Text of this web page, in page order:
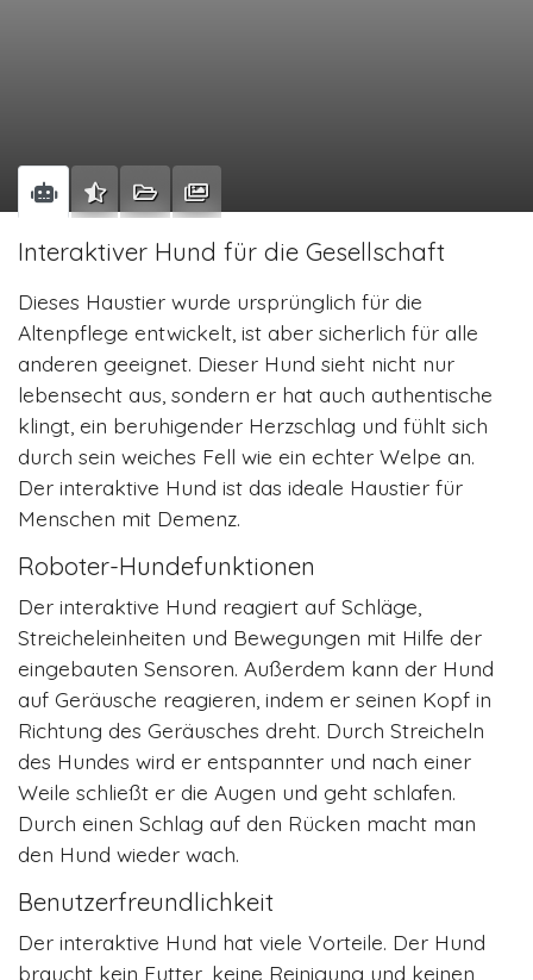
Interaktiver Hund für die Gesellschaft
Dieses Haustier wurde ursprünglich für die
Altenpflege entwickelt, ist aber sicherlich für alle
anderen geeignet. Dieser Hund sieht nicht nur
lebensecht aus, sondern er hat auch authentische
klingt, ein beruhigender Herzschlag und fühlt sich
durch sein weiches Fell wie ein echter Welpe an.
Der interaktive Hund ist das ideale Haustier für
Menschen mit Demenz.
Roboter-Hundefunktionen
Der interaktive Hund reagiert auf Schläge,
Streicheleinheiten und Bewegungen mit Hilfe der
eingebauten Sensoren. Außerdem kann der Hund
auf Geräusche reagieren, indem er seinen Kopf in
Richtung des Geräusches dreht. Durch Streicheln
des Hundes wird er entspannter und nach einer
Weile schließt er die Augen und geht schlafen.
Durch einen Schlag auf den Rücken macht man
den Hund wieder wach.
Benutzerfreundlichkeit
Der interaktive Hund hat viele Vorteile. Der Hund
braucht kein Futter, keine Reinigung und keinen